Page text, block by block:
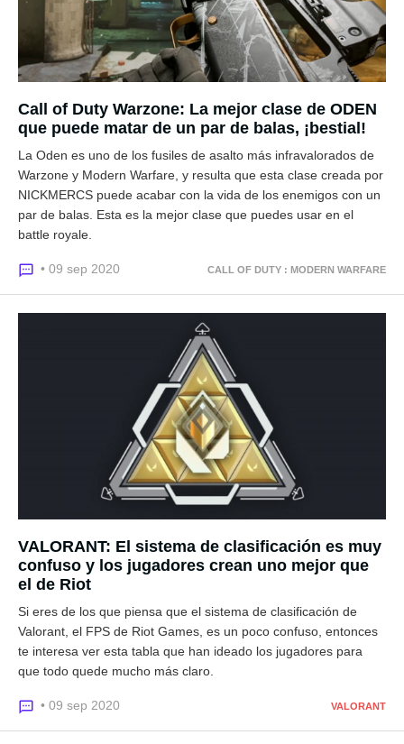
Call of Duty Warzone: La mejor clase de ODEN
que puede matar de un par de balas, ¡bestial!
La Oden es uno de los fusiles de asalto más infravalorados de
Warzone y Modern Warfare, y resulta que esta clase creada por
NICKMERCS puede acabar con la vida de los enemigos con un
par de balas. Esta es la mejor clase que puedes usar en el
battle royale.
• 09 sep 2020 CALL OF DUTY : MODERN WARFARE
VALORANT: El sistema de clasificación es muy
confuso y los jugadores crean uno mejor que
el de Riot
Si eres de los que piensa que el sistema de clasificación de
Valorant, el FPS de Riot Games, es un poco confuso, entonces
te interesa ver esta tabla que han ideado los jugadores para
que todo quede mucho más claro.
• 09 sep 2020 VALORANT